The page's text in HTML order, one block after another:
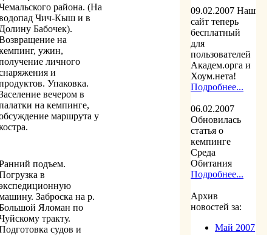
района. (На
Чич-Кыш и в
Бабочек).
на
ужин,
личного
и
Упаковка.
вечером в
на кемпинге,
маршрута у
подъем.
в
Заброска на р.
Яломан по
тракту.
судов и
09.02.2007 Наш
сайт теперь
бесплатный
для
пользователей
Академ.орга и
Хоум.нета!
Подробнее...
06.02.2007
Обновилась
статья о
кемпинге
Среда
Обитания
Подробнее...
Архив
новостей за:
Май 2007